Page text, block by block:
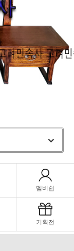
멤버쉽
기획전